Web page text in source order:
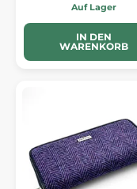
Auf Lager
IN DEN
WARENKORB